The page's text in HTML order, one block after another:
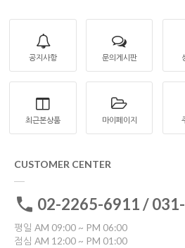
공지사항 문의게시판
최근본상품 마이페이지
CUSTOMER CENTER
02-2265-6911 /
평일 AM 09:00 ~ PM 06:00
점심 AM 12:00 ~ PM 01:00